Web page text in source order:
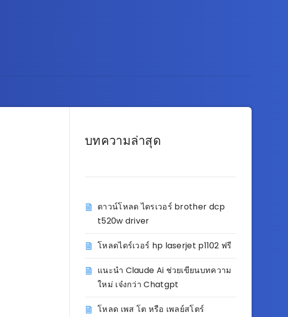
บทความล่าสุด
ดาวน์โหลด ไดรเวอร์ brother dcp
t520w driver
โหลดไดร์เวอร์ hp laserjet p1102 ฟรี
แนะนำ Claude Ai ช่วยเขียนบทความ
ใหม่ เจ๋งกว่า Chatgpt
โหลด เพส โต หรือ เพลย์สโตร์